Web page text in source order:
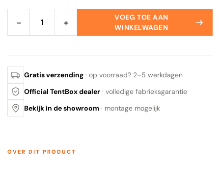
− +
VOEG TOE AAN
WINKELWAGEN
Gratis verzending · op voorraad? 2–5 werkdagen
Official TentBox dealer · volledige fabrieksgarantie
Bekijk in de showroom · montage mogelijk
OVER DIT PRODUCT